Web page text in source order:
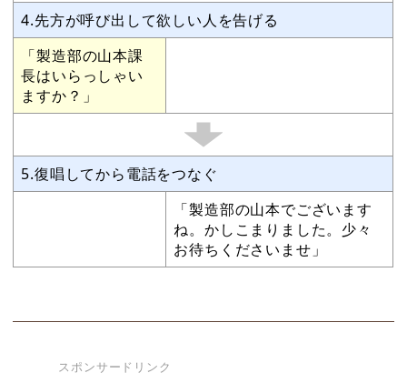
4.先方が呼び出して欲しい人を告げる
「製造部の山本課
長はいらっしゃい
ますか？」
5.復唱してから電話をつなぐ
「製造部の山本でございます
ね。かしこまりました。少々
お待ちくださいませ」
スポンサードリンク